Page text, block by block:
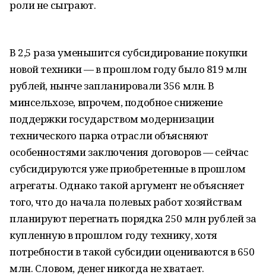
роли не сыграют.
В 2,5 раза уменьшится субсидирование покупки
новой техники — в прошлом году было 819 млн
рублей, нынче запланировали 356 млн. В
минсельхозе, впрочем, подобное снижение
поддержки государством модернизации
технического парка отрасли объясняют
особенностями заключения договоров — сейчас
субсидируются уже приобретенные в прошлом
агрегаты. Однако такой аргумент не объясняет
того, что до начала полевых работ хозяйствам
планируют перегнать порядка 250 млн рублей за
купленную в прошлом году технику, хотя
потребности в такой субсидии оцениваются в 650
млн. Словом, денег никогда не хватает.